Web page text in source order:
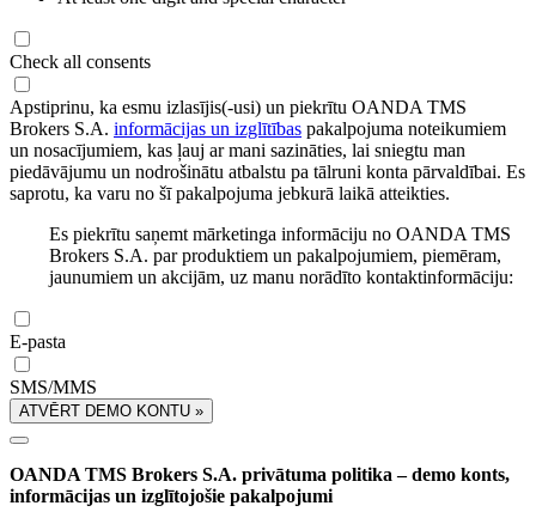
Check all consents
Apstiprinu, ka esmu izlasījis(-usi) un piekrītu OANDA TMS
Brokers S.A. informācijas un izglītības pakalpojuma noteikumiem
un nosacījumiem, kas ļauj ar mani sazināties, lai sniegtu man
piedāvājumu un nodrošinātu atbalstu pa tālruni konta pārvaldībai. Es
saprotu, ka varu no šī pakalpojuma jebkurā laikā atteikties.
Es piekrītu saņemt mārketinga informāciju no OANDA TMS
Brokers S.A. par produktiem un pakalpojumiem, piemēram,
jaunumiem un akcijām, uz manu norādīto kontaktinformāciju:
E-pasta
SMS/MMS
ATVĒRT DEMO KONTU »
OANDA TMS Brokers S.A. privātuma politika – demo konts,
informācijas un izglītojošie pakalpojumi